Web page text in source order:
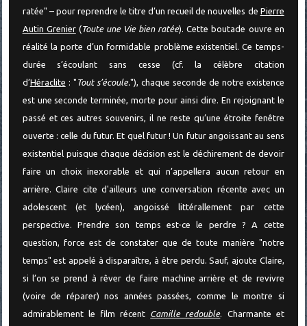
ratée" – pour reprendre le titre d’un recueil de nouvelles de Pierre
Autin Grenier(Toute une Vie bien ratée). Cette boutade ouvre en
réalité la porte d’un formidable problème existentiel. Ce temps-
durée s’écoulant sans cesse (cf. la célèbre citation
d’Héraclite : " Tout s’écoule."), chaque seconde de notre existence
est une seconde terminée, morte pour ainsi dire. En rejoignant le
passé et ces autres souvenirs, il ne reste qu’une étroite fenêtre
ouverte : celle du futur. Et quel futur ! Un futur angoissant au sens
existentiel puisque chaque décision est le déchirement de devoir
faire un choix inexorable et qui n’appellera aucun retour en
arrière. Claire cite d'ailleurs une conversation récente avec un
adolescent (et lycéen), angoissé littérallement par cette
perspective. Prendre son temps est-ce le perdre ? A cette
question, force est de constater que de toute manière "notre
temps" est appelé à disparaître, à être perdu. Sauf, ajoute Claire,
si l’on se prend à rêver de faire machine arrière et de revivre
(voire de réparer) nos années passées, comme le montre si
admirablement le film récent Camille redouble. Charmante et